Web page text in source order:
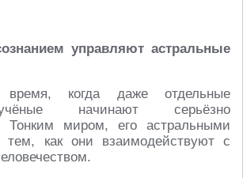
управляют астральные
когда даже отдельные
начинают серьёзно
Тонким миром, его астральными
тем, как они взаимодействуют с